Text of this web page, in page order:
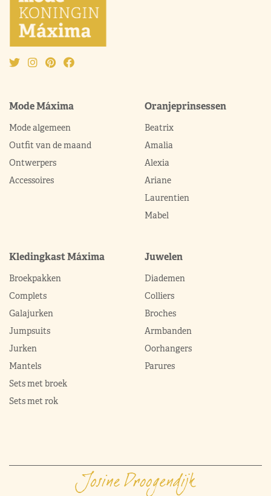
Mode Máxima
Mode algemeen
Outfit van de maand
Ontwerpers
Accessoires
Oranjeprinsessen
Beatrix
Amalia
Alexia
Ariane
Laurentien
Mabel
Kledingkast Máxima
Broekpakken
Complets
Galajurken
Jumpsuits
Jurken
Mantels
Sets met broek
Sets met rok
Juwelen
Diademen
Colliers
Broches
Armbanden
Oorhangers
Parures